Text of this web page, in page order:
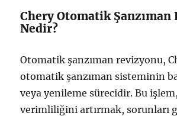
Chery Otomatik Şanzıman
Nedir?
Otomatik şanzıman revizyonu,
otomatik şanzıman sisteminin
veya yenileme sürecidir. Bu
verimliliğini artırmak, sorunları